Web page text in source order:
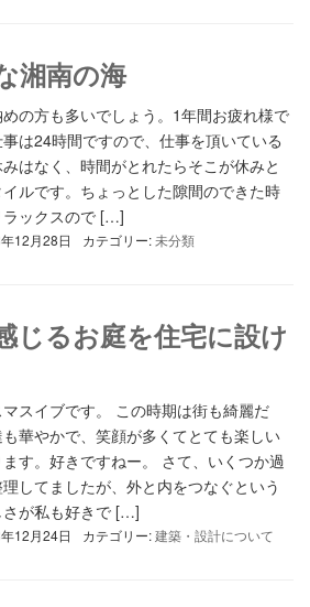
湘南の海
の方も多いでしょう。1年間お疲れ様で
は24時間ですので、仕事を頂いている
はなく、時間がとれたらそこが休みと
ルです。ちょっとした隙間のできた時
ラックスので […]
12月28日 カテゴリー:未分類
じるお庭を住宅に設け
スイブです。 この時期は街も綺麗だ
も華やかで、笑顔が多くてとても楽しい
す。好きですねー。 さて、いくつか過
してましたが、外と内をつなぐという
さが私も好きで […]
12月24日 カテゴリー:建築・設計について